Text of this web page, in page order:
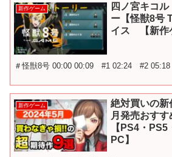
新作ゲーム
四ノ宮キコ
ー【怪獣8号
イス 【新作
＃怪獣8号 00:00 00:09 #1 02:24 #2
新作ゲーム
絶対買いの新
月発売おす
【PS4・
PC】